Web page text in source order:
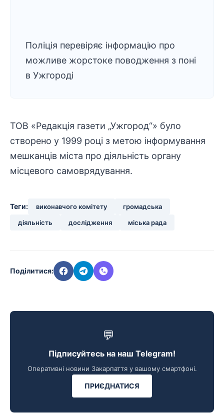
Поліція перевіряє інформацію про
можливе жорстоке поводження з поні
в Ужгороді
ТОВ «Редакція газети „Ужгород“» було
створено у 1999 році з метою інформування
мешканців міста про діяльність органу
місцевого самоврядування.
Теги: виконавчого комітету
громадська
діяльність
дослідження міська рада
Поділитися:
💬
Підписуйтесь на наш Telegram!
Оперативні новини Закарпаття у вашому смартфоні.
ПРИЄДНАТИСЯ